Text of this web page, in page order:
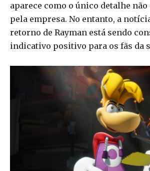
aparece como o único detalhe
pela empresa. No entanto, a
retorno de Rayman está sendo
indicativo positivo para os fãs da